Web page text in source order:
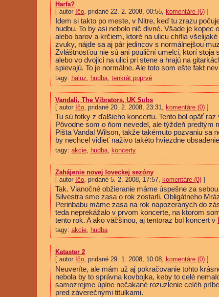
Harfa?
[ autor Ičo, pridané 22. 2. 2008, 00:55, komentáre (6)]
Idem si takto po meste, v Nitre, keď tu zrazu
hudbu. To by asi nebolo nič divné. Všade je kopec
alebo barov a krčiem, ktoré na ulicu chŕlia
zvuky, nájde sa aj pár jedincov s normálnejšou
Zvláštnosťou nie sú ani pouliční umelci, ktorí stoja
alebo vo dvojici na ulici pri stene a hrajú na
spievajú. To je normálne. Ale toto som ešte fakt
tagy: haluz hudba, tenkrát poprvé
Vandali, The Vibrators, UK Subs
[ autor Ičo, pridané 20. 2. 2008, 23:31, komentáre (0)]
Tu sú fotky z ďalšieho koncertu. Tento bol opäť
Pôvodne som o ňom nevedel, ale týždeň predtým
Pišta Vandal Wilson, takže takémuto pozvaniu sa
by nechcel vidieť naživo takéto hviezdne
tagy: akcie, hudba, koncerty
Zahájenie novej loveckej sezóny
[ autor Ičo, pridané 5. 2. 2008, 17:57, komentáre (0)]
Tak. Vianočné obžieranie máme úspešne za
Silvestra sme zasa o rok zostarli. Obligátneho
Perinbabu máme zasa na rok napozeraných do
teda neprekážalo v prvom koncerte, na ktorom
tento rok. A ako väčšinou, aj tentoraz bol koncert v
tagy: akcie, hudba
Kataster 2
[ autor Ičo, pridané 29. 1. 2008, 10:08, komentáre (0)]
Neuveríte, ale mám už aj pokračovanie tohto
nebola by to správna kovbojka, keby to celé
samozrejme úplne nečakané rozuzlenie celéh
pred záverečnými titulkami.